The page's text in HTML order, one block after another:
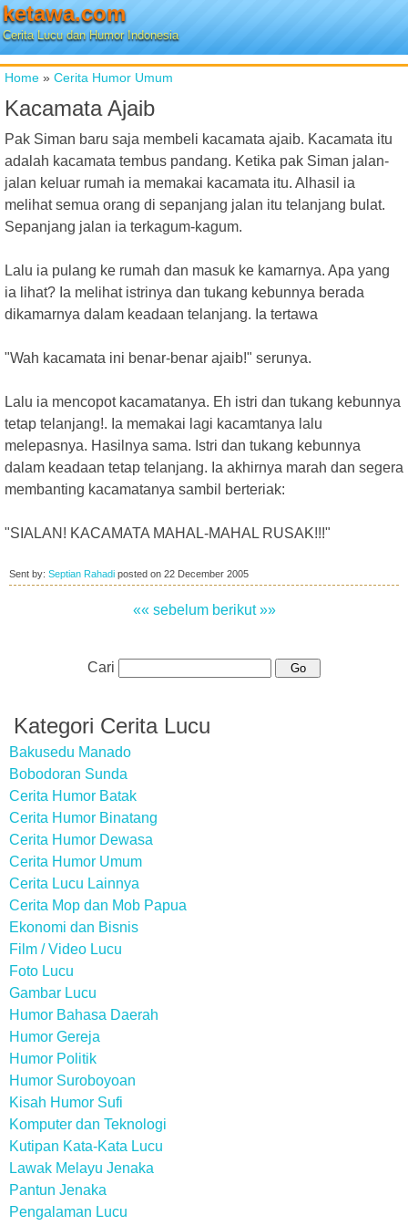
ketawa.com
Cerita Lucu dan Humor Indonesia
Home » Cerita Humor Umum
Kacamata Ajaib
Pak Siman baru saja membeli kacamata ajaib. Kacamata itu
adalah kacamata tembus pandang. Ketika pak Siman jalan-
jalan keluar rumah ia memakai kacamata itu. Alhasil ia
melihat semua orang di sepanjang jalan itu telanjang bulat.
Sepanjang jalan ia terkagum-kagum.
Lalu ia pulang ke rumah dan masuk ke kamarnya. Apa yang
ia lihat? Ia melihat istrinya dan tukang kebunnya berada
dikamarnya dalam keadaan telanjang. Ia tertawa
"Wah kacamata ini benar-benar ajaib!" serunya.
Lalu ia mencopot kacamatanya. Eh istri dan tukang kebunnya
tetap telanjang!. Ia memakai lagi kacamtanya lalu
melepasnya. Hasilnya sama. Istri dan tukang kebunnya
dalam keadaan tetap telanjang. Ia akhirnya marah dan segera
membanting kacamatanya sambil berteriak:
"SIALAN! KACAMATA MAHAL-MAHAL RUSAK!!!"
Sent by: Septian Rahadi posted on 22 December 2005
«« sebelum berikut »»
Cari
Kategori Cerita Lucu
Bakusedu Manado
Bobodoran Sunda
Cerita Humor Batak
Cerita Humor Binatang
Cerita Humor Dewasa
Cerita Humor Umum
Cerita Lucu Lainnya
Cerita Mop dan Mob Papua
Ekonomi dan Bisnis
Film / Video Lucu
Foto Lucu
Gambar Lucu
Humor Bahasa Daerah
Humor Gereja
Humor Politik
Humor Suroboyoan
Kisah Humor Sufi
Komputer dan Teknologi
Kutipan Kata-Kata Lucu
Lawak Melayu Jenaka
Pantun Jenaka
Pengalaman Lucu